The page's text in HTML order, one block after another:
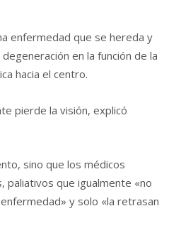
enfermedad que se hereda y
en la función de la
hacia el centro.
pierde la visión, explicó
sino que los médicos
paliativos que igualmente «no
y solo «la retrasan